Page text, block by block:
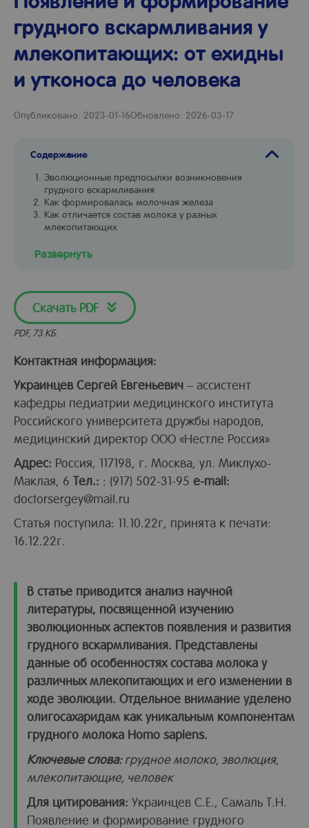
грудного вскармливания у
млекопитающих: от ехидны
и утконоса до человека
Опубликовано: 2023-01-16Обновлено: 2026-03-17
Содержание
Эволюционные предпосылки возникновения
грудного вскармливания
Как формировалась молочная железа
Как отличается состав молока у разных
млекопитающих
Развернуть
Скачать PDF
PDF, 73 КБ.
Контактная информация:
Украинцев Сергей Евгеньевич – ассистент
кафедры педиатрии медицинского института
Российского университета дружбы народов,
медицинский директор OOO «Нестле Россия»
Адрес: Россия, 117198, г. Москва, ул. Миклухо-
Маклая, 6 Тел.: : (917) 502-31-95 e-mail:
doctorsergey@mail.ru
Статья поступила: 11.10.22г, принята к печати:
16.12.22г.
В статье приводится анализ научной
литературы, посвященной изучению
эволюционных аспектов появления и развития
грудного вскармливания. Представлены
данные об особенностях состава молока у
различных млекопитающих и его изменении в
ходе эволюции. Отдельное внимание уделено
олигосахаридам как уникальным компонентам
грудного молока Homo sapiens.
Ключевые слова:грудное молоко, эволюция,
млекопитающие, человек
Для цитирования: Украинцев С.Е., Самаль Т.Н.
Появление и формирование грудного